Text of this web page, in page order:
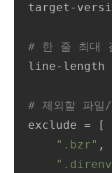
target-
# 한 줄 최대
line-length
# 제외할 파일/
exclude = [
".bzr" ,